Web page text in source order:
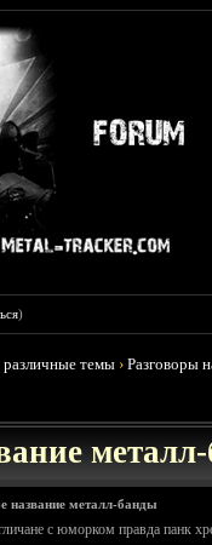
)
различные темы ›Разговоры
название металл-банды
с юморком правда панк